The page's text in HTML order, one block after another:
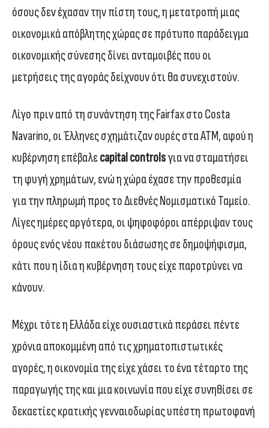
όσους δεν έχασαν την πίστη τους, η μετατροπή μιας
οικονομικά απόβλητης χώρας σε πρότυπο παράδειγμα
οικονομικής σύνεσης δίνει ανταμοιβές που οι
μετρήσεις της αγοράς δείχνουν ότι θα συνεχιστούν.
Λίγο πριν από τη συνάντηση της Fairfax στο Costa
Navarino, οι Έλληνες σχημάτιζαν ουρές στα ΑΤΜ, αφού η
κυβέρνηση επέβαλε capital controlsγια να σταματήσει
τη φυγή χρημάτων, ενώ η χώρα έχασε την προθεσμία
για την πληρωμή προς το Διεθνές Νομισματικό Ταμείο.
Λίγες ημέρες αργότερα, οι ψηφοφόροι απέρριψαν τους
όρους ενός νέου πακέτου διάσωσης σε δημοψήφισμα,
κάτι που η ίδια η κυβέρνηση τους είχε παροτρύνει να
κάνουν.
Μέχρι τότε η Ελλάδα είχε ουσιαστικά περάσει πέντε
χρόνια αποκομμένη από τις χρηματοπιστωτικές
αγορές, η οικονομία της είχε χάσει το ένα τέταρτο της
παραγωγής της και μια κοινωνία που είχε συνηθίσει σε
δεκαετίες κρατικής γενναιοδωρίας υπέστη πρωτοφανή